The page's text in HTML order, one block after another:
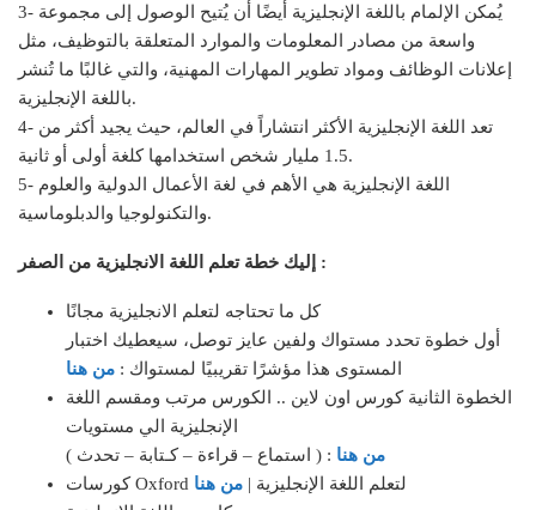
3- يُمكن الإلمام باللغة الإنجليزية أيضًا أن يُتيح الوصول إلى مجموعة
واسعة من مصادر المعلومات والموارد المتعلقة بالتوظيف، مثل
إعلانات الوظائف ومواد تطوير المهارات المهنية، والتي غالبًا ما تُنشر
باللغة الإنجليزية.
4- تعد اللغة الإنجليزية الأكثر انتشاراً في العالم، حيث يجيد أكثر من
1.5 مليار شخص استخدامها كلغة أولى أو ثانية.
5- اللغة الإنجليزية هي الأهم في لغة الأعمال الدولية والعلوم
والتكنولوجيا والدبلوماسية.
إليك خطة تعلم اللغة الانجليزية من الصفر :
كل ما تحتاجه لتعلم الانجليزية مجانًا
أول خطوة تحدد مستواك ولفين عايز توصل، سيعطيك اختبار
المستوى هذا مؤشرًا تقريبيًا لمستواك : من هنا
الخطوة الثانية كورس اون لاين .. الكورس مرتب ومقسم اللغة
الإنجليزية الي مستويات
( استماع – قراءة – كـتابة – تحدث ) : من هنا
كورسات Oxford لتعلم اللغة الإنجليزية | من هنا